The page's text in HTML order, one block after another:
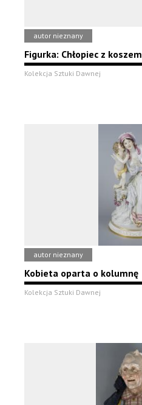
autor nieznany
Figurka: Chłopiec z koszem
Kolekcja Sztuki Dawnej
autor nieznany
Kobieta oparta o kolumnę
Kolekcja Sztuki Dawnej